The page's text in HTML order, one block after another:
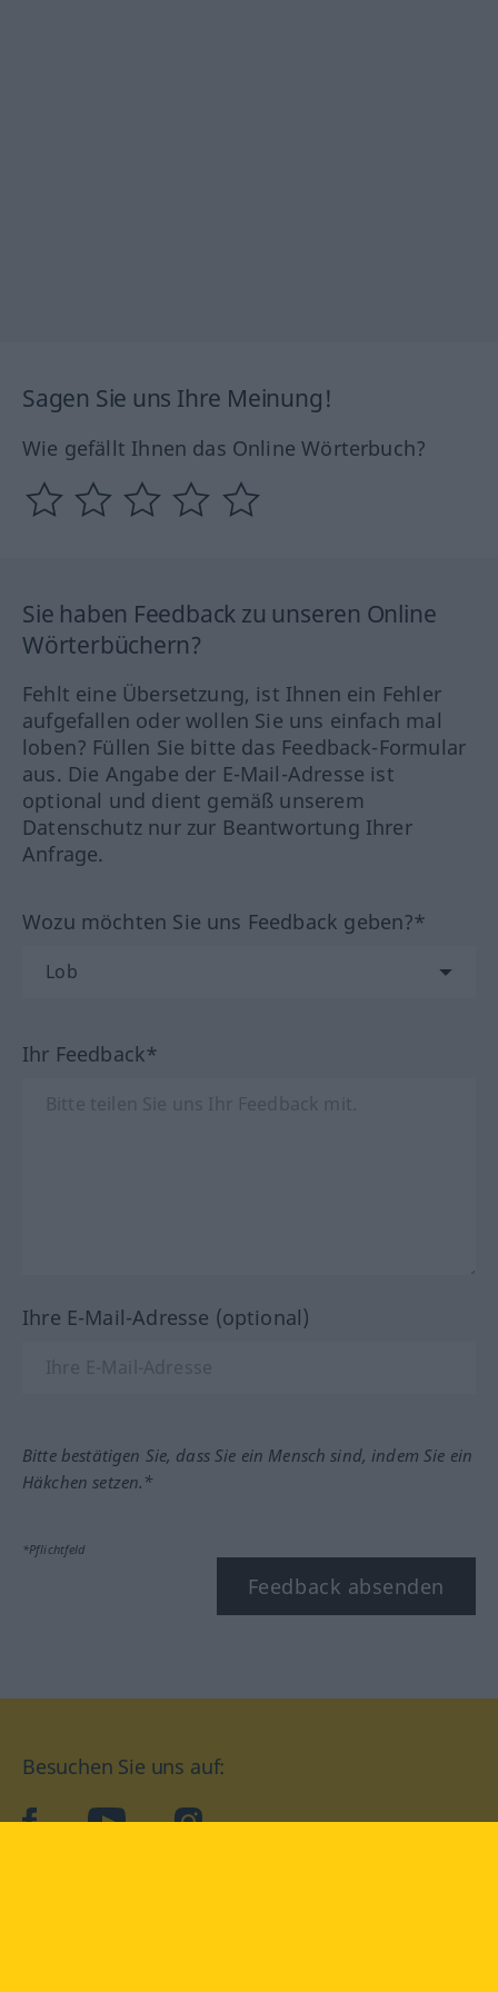
Sagen Sie uns Ihre Meinung!
Wie gefällt Ihnen das Online Wörterbuch?
Sie haben Feedback zu unseren Online
Wörterbüchern?
Fehlt eine Übersetzung, ist Ihnen ein Fehler
aufgefallen oder wollen Sie uns einfach mal
loben? Füllen Sie bitte das Feedback-Formular
aus. Die Angabe der E-Mail-Adresse ist
optional und dient gemäß unserem
Datenschutz nur zur Beantwortung Ihrer
Anfrage.
Wozu möchten Sie uns Feedback geben?*
Ihr Feedback*
Ihre E-Mail-Adresse (optional)
Bitte bestätigen Sie, dass Sie ein Mensch sind, indem Sie ein
Häkchen setzen.*
*Pflichtfeld
Feedback absenden
Besuchen Sie uns auf:
facebookYouTube Instagram